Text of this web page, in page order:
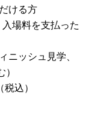
ける方
場料を支払った
ニッシュ見学、
込）